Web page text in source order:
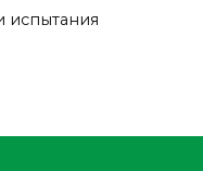
испытания